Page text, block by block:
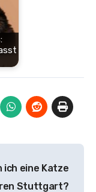
ich eine Katze
Stuttgart?